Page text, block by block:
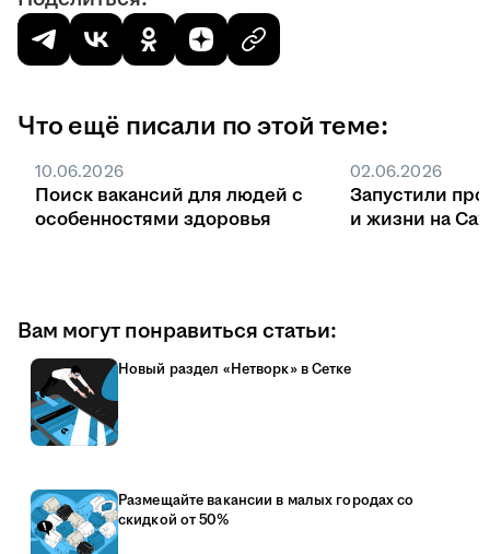
Что ещё писали по этой теме:
10.06.2026
Поиск вакансий для людей с
особенностями здоровья
02.06.2026
Запустили
и жизни на
Вам могут понравиться статьи:
Новый раздел «Нетворк» в Сетке
Размещайте вакансии в малых городах со
скидкой от 50%